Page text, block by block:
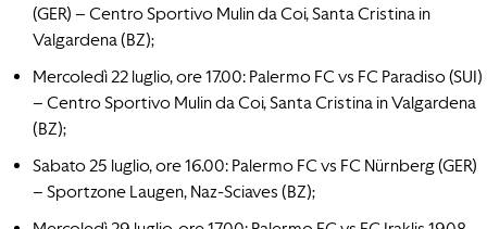
(GER) – Centro Sportivo Mulin da Coi, Santa Cristina in
Valgardena (BZ);
Mercoledì 22 luglio, ore 17.00: Palermo FC vs FC Paradiso (SUI)
– Centro Sportivo Mulin da Coi, Santa Cristina in Valgardena
(BZ);
Sabato 25 luglio, ore 16.00: Palermo FC vs FC Nürnberg (GER)
– Sportzone Laugen, Naz-Sciaves (BZ);